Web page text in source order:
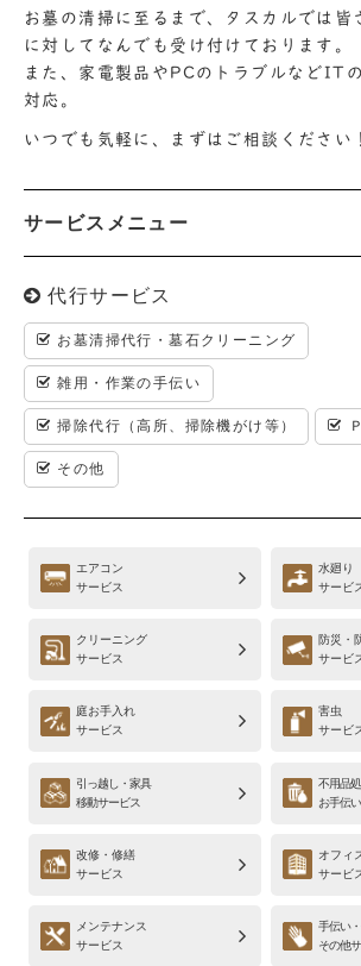
お墓の清掃に至るまで、タスカルでは皆
に対してなんでも受け付けております。
また、家電製品やPCのトラブルなどIT
対応。
いつでも気軽に、まずはご相談ください
サービスメニュー
代行サービス
お墓清掃代行・墓石クリーニング
雑用・作業の手伝い
掃除代行（高所、掃除機がけ等）
その他
エアコン
サービス
水廻り
サービ
クリーニング
サービス
防災・
サービ
庭お手入れ
サービス
害虫
サービ
引っ越し・家具
移動サービス
不用品
お手伝
改修・修繕
サービス
オフィ
サービ
メンテナンス
サービス
手伝い
その他